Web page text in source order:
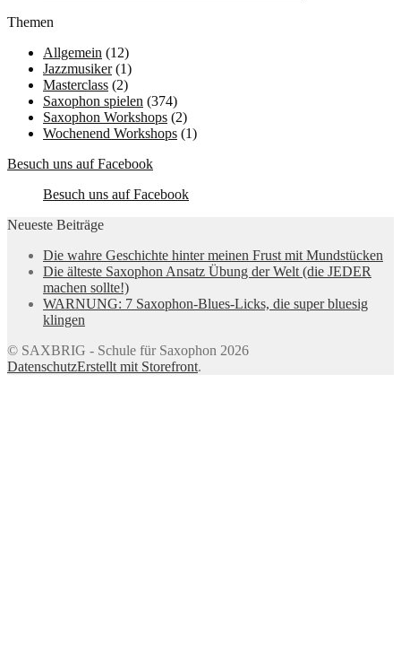
Themen
Allgemein (12)
Jazzmusiker(1)
Masterclass (2)
Saxophon spielen (374)
Saxophon Workshops (2)
Wochenend Workshops (1)
Besuch uns auf Facebook
Besuch uns auf Facebook
Neueste Beiträge
Die wahre Geschichte hinter meinen Frust mit Mundstücken
Die älteste Saxophon Ansatz Übung der Welt (die JEDER
machen sollte!)
WARNUNG: 7 Saxophon-Blues-Licks, die super bluesig
klingen
© SAXBRIG - Schule für Saxophon 2026
DatenschutzErstellt mit Storefront.